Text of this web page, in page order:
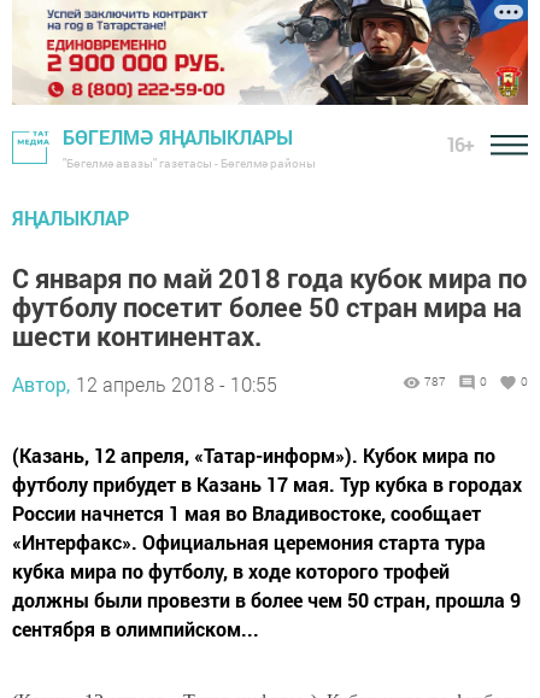
БӨГЕЛМӘ ЯҢАЛЫКЛАРЫ
"Бөгелмә авазы" газетасы - Бөгелмә районы
16+
ЯҢАЛЫКЛАР
С января по май 2018 года кубок мира по
футболу посетит более 50 стран мира на
шести континентах.
Автор, 12 апрель 2018 - 10:55 787 0 0
(Казань, 12 апреля, «Татар-информ»). Кубок мира по
футболу прибудет в Казань 17 мая. Тур кубка в городах
России начнется 1 мая во Владивостоке, сообщает
«Интерфакс». Официальная церемония старта тура
кубка мира по футболу, в ходе которого трофей
должны были провезти в более чем 50 стран, прошла 9
сентября в олимпийском...